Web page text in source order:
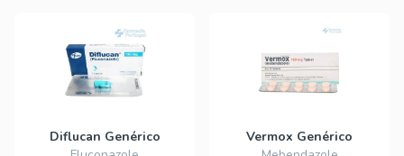
Diflucan Genérico
Vermox Genérico